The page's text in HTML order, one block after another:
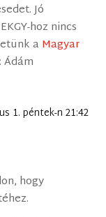
Jó
hoz nincs
aMagyar
Ádám
1. péntek-n 21:42
hogy